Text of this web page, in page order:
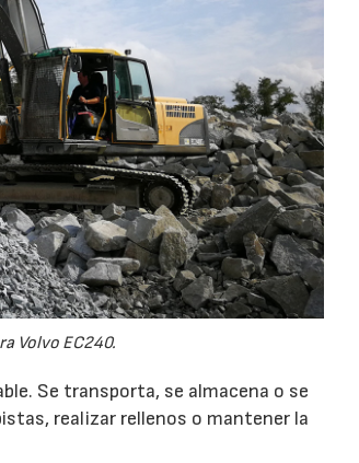
Volvo EC240.
Se transporta, se almacena o se
realizar rellenos o mantener la